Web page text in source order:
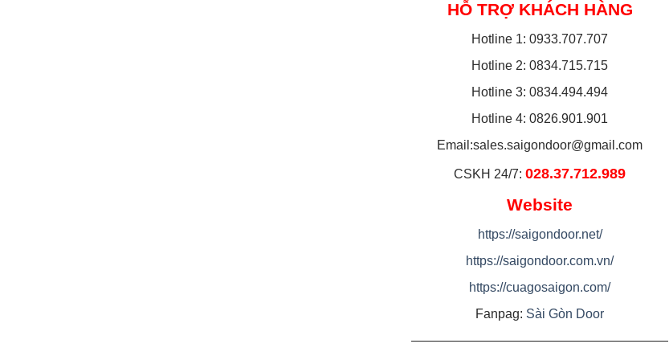
HỖ TRỢ KHÁCH HÀNG
Hotline 1: 0933.707.707
Hotline 2: 0834.715.715
Hotline 3: 0834.494.494
Hotline 4: 0826.901.901
Email:sales.saigondoor@gmail.com
CSKH 24/7: 028.37.712.989
Website
https://saigondoor.net/
https://saigondoor.com.vn/
https://cuagosaigon.com/
Fanpag: Sài Gòn Door
————————————————————